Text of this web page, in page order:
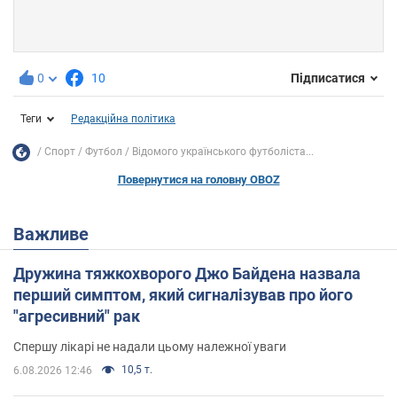
0 10 Підписатися
Теги Редакційна політика
Спорт Футбол Відомого українського футболіста...
Повернутися на головну OBOZ
Важливе
Дружина тяжкохворого Джо Байдена назвала
перший симптом, який сигналізував про його
"агресивний" рак
Спершу лікарі не надали цьому належної уваги
6.08.2026 12:46 10,5 т.